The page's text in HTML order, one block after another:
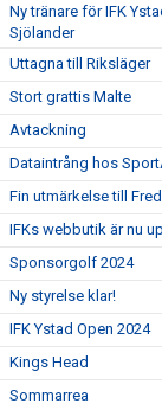
Ny tränare för IFK
Sjölander
Uttagna till Riksläger
Stort grattis Malte
Avtackning
Dataintrång hos
Fin utmärkelse till
IFKs webbutik är nu
Sponsorgolf 2024
Ny styrelse klar!
IFK Ystad Open 2024
Kings Head
Sommarrea